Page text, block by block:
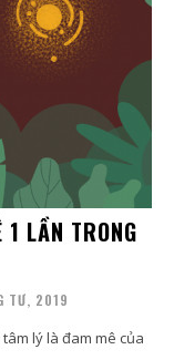
LẦN TRONG
TƯ, 2019
lý là đam mê của